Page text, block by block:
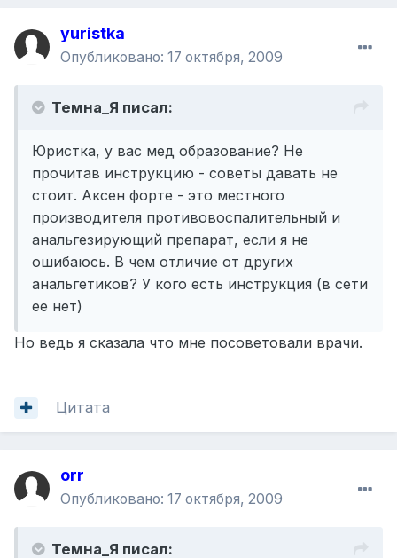
yuristka
Опубликовано: 17 октября, 2009
Темна_Я писал:
Юристка, у вас мед образование? Не
прочитав инструкцию - советы давать не
стоит. Аксен форте - это местного
производителя противовоспалительный и
анальгезирующий препарат, если я не
ошибаюсь. В чем отличие от других
анальгетиков? У кого есть инструкция (в сети
ее нет)
Но ведь я сказала что мне посоветовали врачи.
Цитата
orr
Опубликовано: 17 октября, 2009
Темна_Я писал: